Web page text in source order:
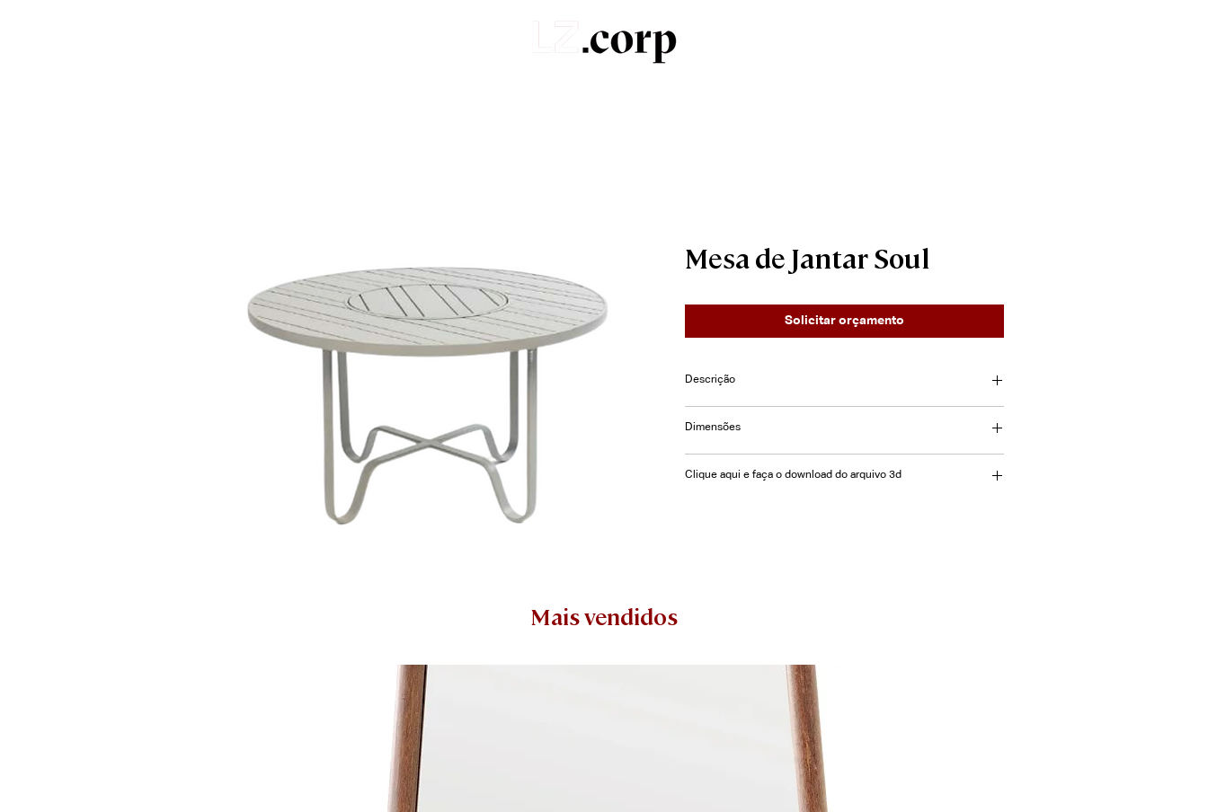
Mesa de Jantar Soul
Solicitar orçamento
Descrição
giratório com Mix de Ripas de Alumínio.
Dimensões
Clique aqui e faça o download do arquivo 3d
Mais vendidos